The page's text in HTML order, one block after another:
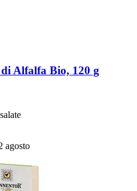
Alfalfa Bio, 120 g
agosto